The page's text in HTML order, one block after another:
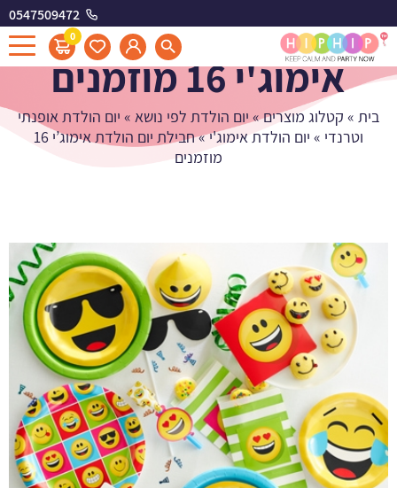
0547509472
0
חבילת יום הולדת
אימוג'י 16 מוזמנים
בית » קטלוג מוצרים»יום הולדת לפי נושא » יום הולדת אופנתי
וטרנדי » יום הולדת אימוג'י»
חבילת יום הולדת אימוג’י 16
מוזמנים